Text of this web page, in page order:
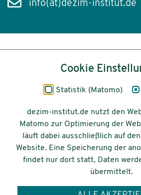
info(at)dezim-institut.de
Impressum
Datenschutz
Barrierefreiheit
© 2026 Deutsches Zentrum für
Integrations-
und Migrationsforschung DeZIM
Cookie
Statistik (Matomo)
dezim-institut.de nutzt den
Matomo zur Optimierung der
läuft dabei ausschließlich auf
Website. Eine Speicherung der
findet nur dort statt, Daten
übermittelt.